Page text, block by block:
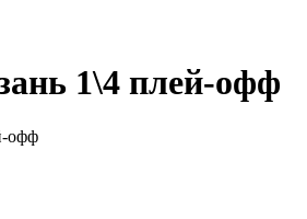
1\4 плей-офф
офф